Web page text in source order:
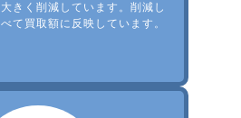
きく削減しています。削減し
て買取額に反映しています。